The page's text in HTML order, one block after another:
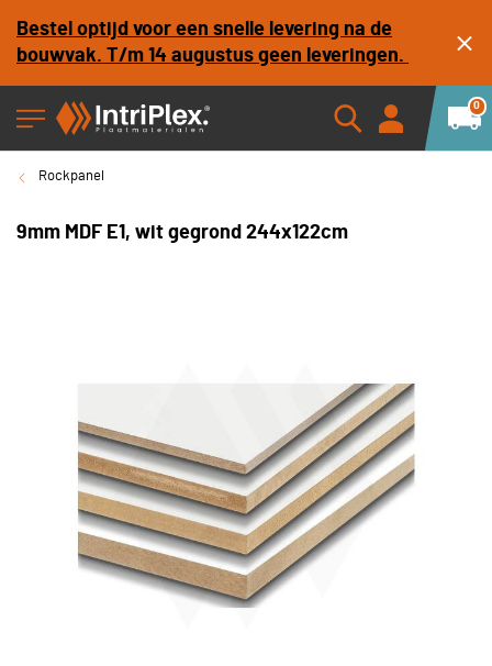
Bestel optijd voor een snelle levering na de
bouwvak. T/m 14 augustus geen leveringen.
0
Rockpanel
9mm MDF E1, wit gegrond 244x122cm